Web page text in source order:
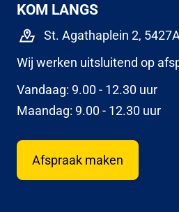
KOM LANGS
St. Agathaplein 2,
Wij werken uitsluitend op
Vandaag: 9.00 - 12.30 uur
Maandag: 9.00 - 12.30 uur
Afspraak maken